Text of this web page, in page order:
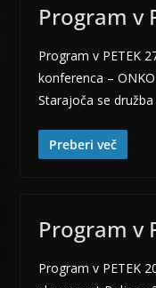
Program v
Program v PETEK
konferenca –
Starajoča se
Preberi več
Program v
Program v PETEK